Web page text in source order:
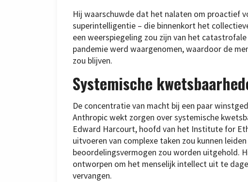
Hij waarschuwde dat het nalaten om proactief
superintelligentie – die binnenkort het
een weerspiegeling zou zijn van het
pandemie werd waargenomen, waardoor de
zou blijven.
Systemische
De concentratie van macht bij een paar
Anthropic wekt zorgen over systemische
Edward Harcourt, hoofd van het Institute for
uitvoeren van complexe taken zou kunnen
beoordelingsvermogen zou worden uitgehold.
ontworpen om het menselijk intellect uit te
vervangen.